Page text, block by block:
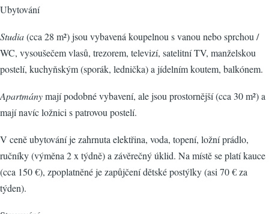
Ubytování
Studia(cca 28 m²) jsou vybavená koupelnou s vanou nebo sprchou /
WC, vysoušečem vlasů, trezorem, televizí, satelitní TV, manželskou
postelí, kuchyňským (sporák, lednička) a jídelním koutem, balkónem.
Apartmánymají podobné vybavení, ale jsou prostornější (cca 30 m²) a
mají navíc ložnici s patrovou postelí.
V ceně ubytování je zahrnuta elektřina, voda, topení, ložní prádlo,
ručníky (výměna 2 x týdně) a závěrečný úklid. Na místě se platí kauce
(cca 150 €), zpoplatněné je zapůjčení dětské postýlky (asi 70 € za
týden).